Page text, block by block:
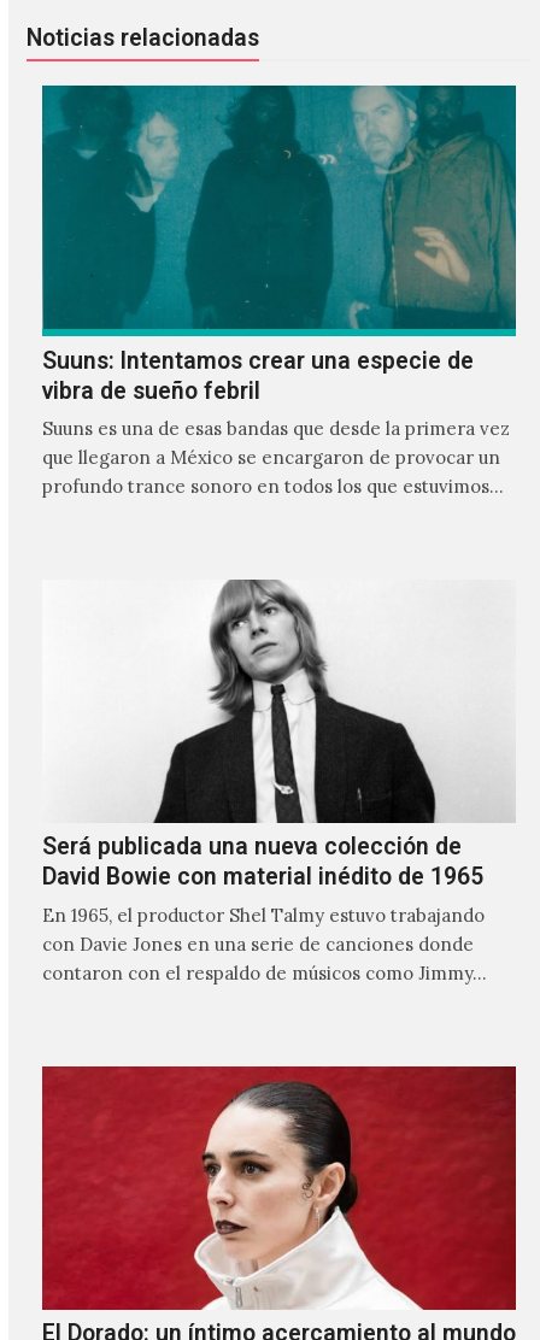
Noticias relacionadas
Suuns: Intentamos crear una especie de
vibra de sueño febril
Suuns es una de esas bandas que desde la primera vez
que llegaron a México se encargaron de provocar un
profundo trance sonoro en todos los que estuvimos
Será publicada una nueva colección de
David Bowie con material inédito de 1965
En 1965, el productor Shel Talmy estuvo trabajando
con Davie Jones en una serie de canciones donde
contaron con el respaldo de músicos como Jimmy…
El Dorado: un íntimo acercamiento al mundo